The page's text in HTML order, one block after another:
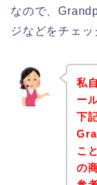
なので、
ジなどをチェッ
私
ー
下
こ
の